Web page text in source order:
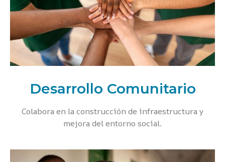
Desarrollo Comunitario
Colabora en la construcción de infraestructura y
mejora del entorno social.